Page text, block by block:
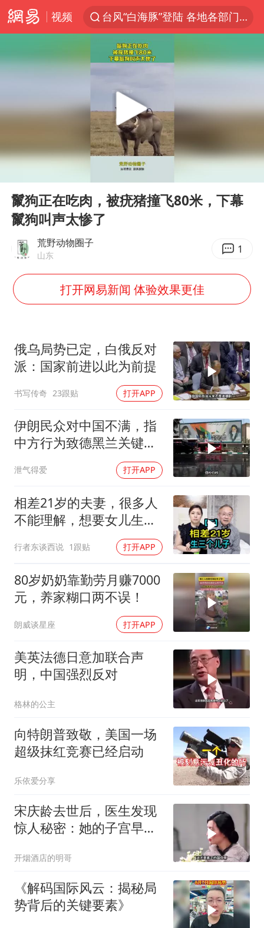
视频
台风“白海豚”登陆 各地各部门全力应对
路虎卫士110 HSE限时降价
我国发现稀散金属独立新矿物——乌斯河锗矿
多地银行上调存款利率
朱一龙的鼻子怎么了
5万元以下微型代步车集体遇冷
大疆错失宇树
周星驰妈妈现身香港首映礼
4.2平卫生间补漏注胶花1.55万
56岁刘奕君跟13岁女儿合跳
“还不如不放假”
梅婷12岁女儿百花奖发言
从科技创新看开局起步的时与势
Play
鬣狗正在吃肉，被疣猪撞飞80米，下幕
鬣狗叫声太惨了
荒野动物圈子
山东 1
打开网易新闻 体验效果更佳
俄乌局势已定，白俄反对
派：国家前进以此为前提
书写传奇 23跟贴 打开APP
伊朗民众对中国不满，指
中方行为致德黑兰关键工
泄气得爱 打开APP
相差21岁的夫妻，很多人
不能理解，想要女儿生了
行者东谈西说 1跟贴 打开APP
80岁奶奶靠勤劳月赚7000
元，养家糊口两不误！
朗威谈星座 打开APP
美英法德日意加联合声
明，中国强烈反对
格林的公主
向特朗普致敬，美国一场
超级抹红竞赛已经启动
乐依爱分享
宋庆龄去世后，医生发现
惊人秘密：她的子宫早就
开烟酒店的明哥
《解码国际风云：揭秘局
势背后的关键要素》